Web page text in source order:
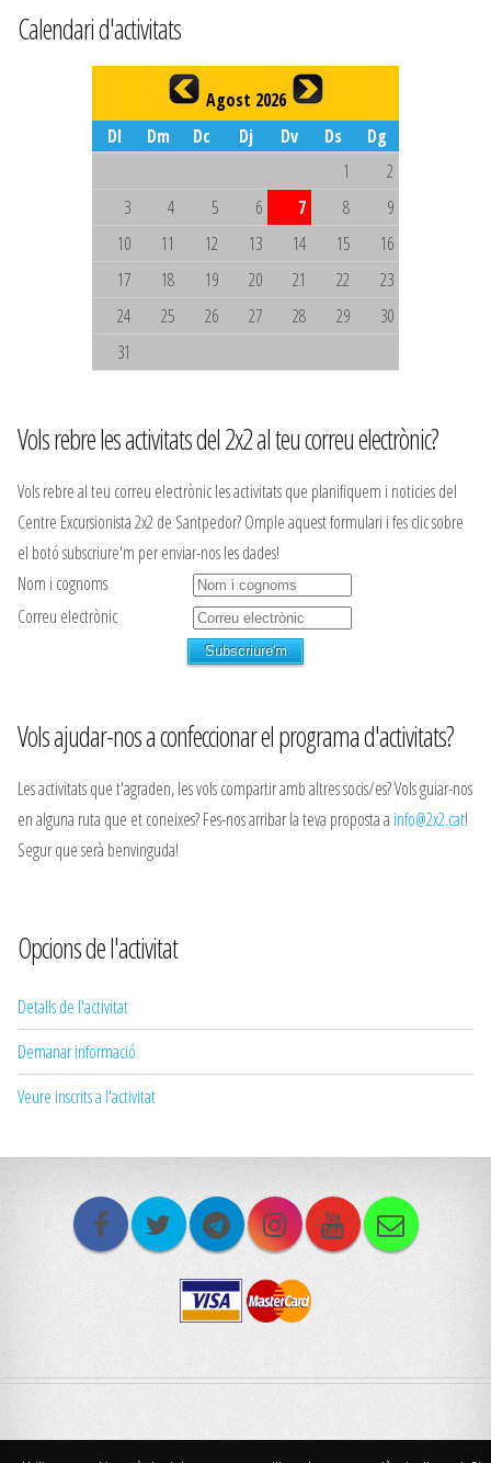
Calendari d'activitats
Agost 2026
Dl
Dm Dc Dj Dv Ds
Dg
1
2
3
4 5 6 7 8
9
10
11 12 13 14 15
16
17
18 19 20 21 22
23
24
25 26 27 28 29
30
31
Vols rebre les activitats del 2x2 al teu correu electrònic?
Vols rebre al teu correu electrònic les activitats que planifiquem i noticies del
Centre Excursionista 2x2 de Santpedor? Omple aquest formulari i fes clic sobre
el botó subscriure'm per enviar-nos les dades!
Nom i cognoms
Correu electrònic
Vols ajudar-nos a confeccionar el programa d'activitats?
Les activitats que t'agraden, les vols compartir amb altres socis/es? Vols guiar-nos
en alguna ruta que et coneixes? Fes-nos arribar la teva proposta a info@2x2.cat!
Segur que serà benvinguda!
Opcions de l'activitat
Detalls de l'activitat
Demanar informació
Veure inscrits a l'activitat